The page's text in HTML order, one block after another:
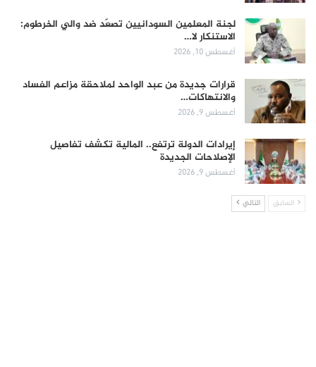
لجنة المعلمين السودانيين تصعّد ضد والي الخرطوم:
الاستنكار لا…
أغسطس 10, 2026
قرارات جديدة من عبد الواحد لملاحقة مزاعم الفساد
والانتهاكات…
أغسطس 9, 2026
إيرادات الدولة ترتفع.. المالية تكشف تفاصيل
الإصلاحات الجديدة
أغسطس 9, 2026
السابق التالي